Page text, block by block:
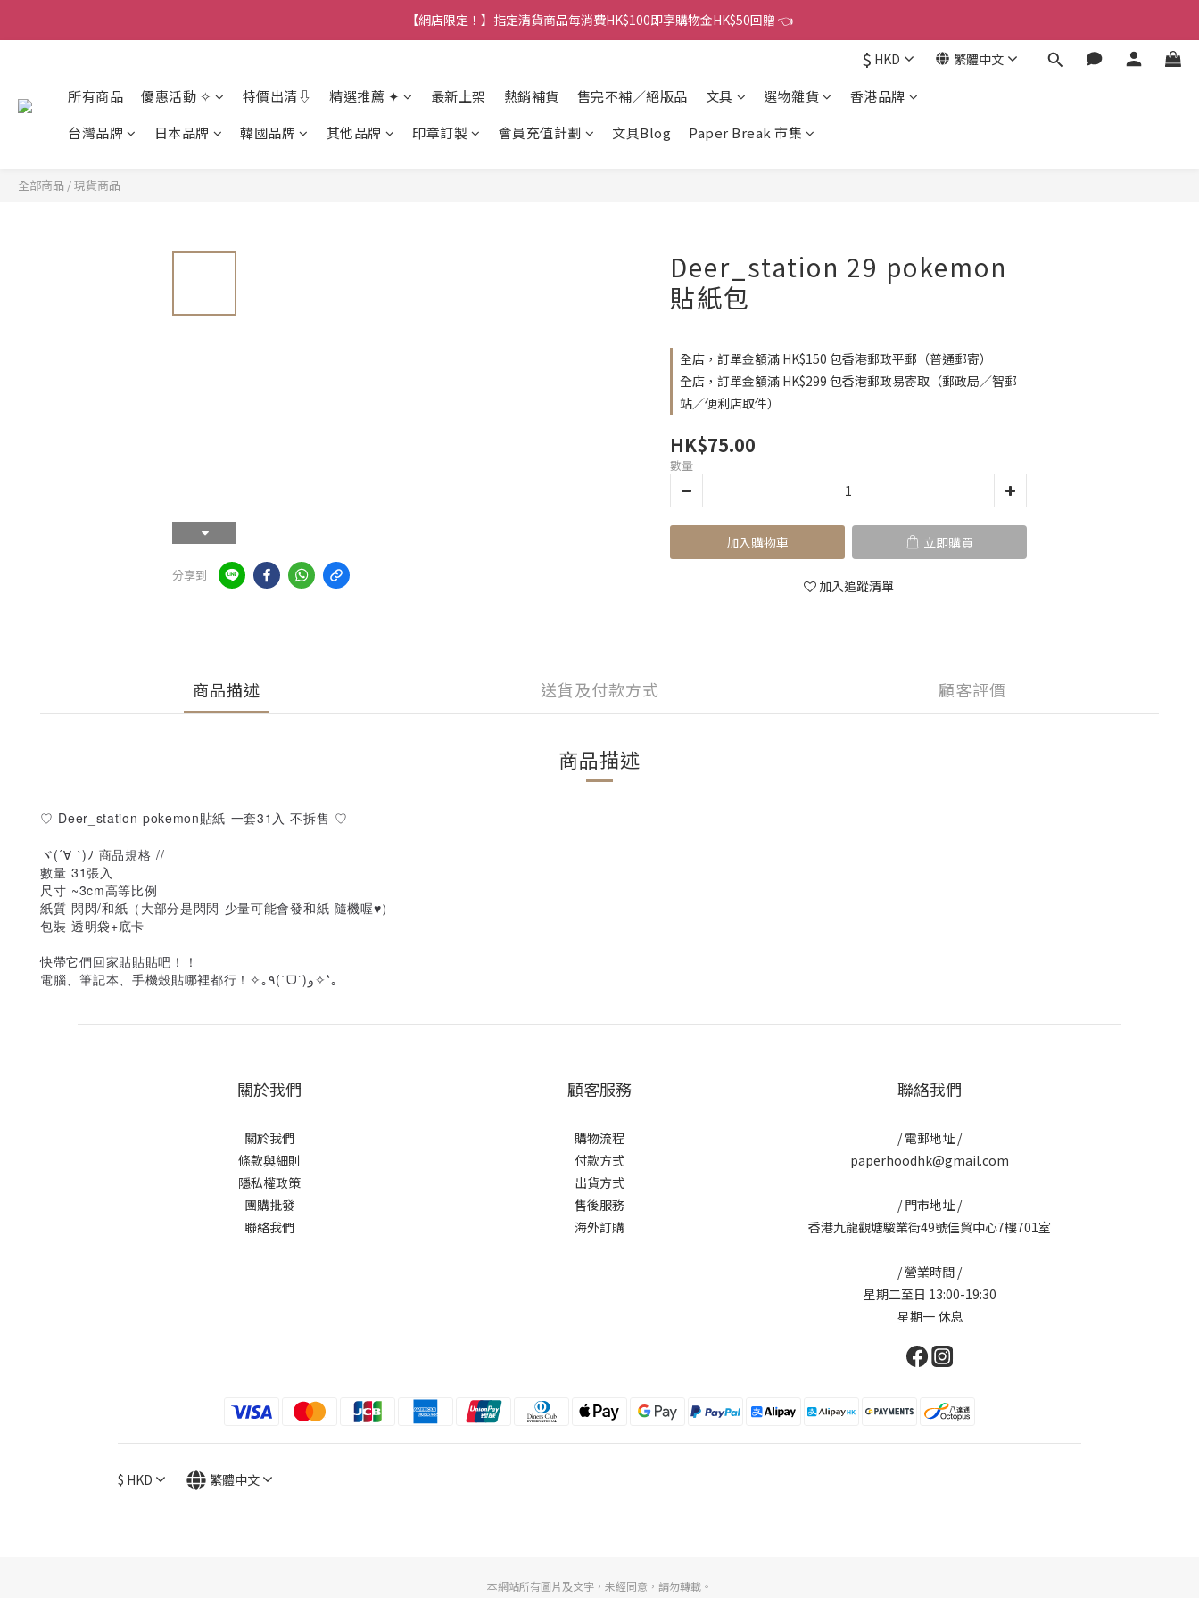
香港訂單金額滿HK$150包平郵｜滿HK$299包易寄取｜滿HK$499包順豐／京東
【網店限定！】指定清貨商品每消費HK$100即享購物金HK$50回贈 👈
$ HKD 繁體中文
所有商品 優惠活動 ✧ 特價出清⇩ 精選推薦 ✦ 最新上架 熱銷補貨 售完不補／絕版品 文具 選物雜貨
香港品牌
台灣品牌
日本品牌 韓國品牌 其他品牌 印章訂製 會員充值計劃 文具Blog Paper Break 市集
全部商品 /現貨商品
分享到
Deer_station 29 pokemon
貼紙包
全店，訂單金額滿 HK$150 包香港郵政平郵（普通郵寄）
全店，訂單金額滿 HK$299 包香港郵政易寄取（郵政局／智郵
站／便利店取件）
HK$75.00
數量
加入購物車 立即購買
加入追蹤清單
商品描述 送貨及付款方式 顧客評價
商品描述
♡ Deer_station pokemon貼紙 一套31入 不拆售 ♡
ヾ(´∀ ˋ)ﾉ 商品規格 //
數量 31張入
尺寸 ~3cm高等比例
紙質 閃閃/和紙（大部分是閃閃 少量可能會發和紙 隨機喔♥）
包裝 透明袋+底卡
快帶它們回家貼貼貼吧！！
電腦、筆記本、手機殼貼哪裡都行！✧｡٩(ˊᗜˋ)و✧*｡
關於我們
關於我們
條款與細則
隱私權政策
團購批發
聯絡我們
顧客服務
購物流程
付款方式
出貨方式
售後服務
海外訂購
聯絡我們
/ 電郵地址 /
paperhoodhk@gmail.com
/ 門市地址 /
香港九龍觀塘駿業街49號佳貿中心7樓701室
/ 營業時間 /
星期二至日 13:00-19:30
星期一 休息
$ HKD 繁體中文
本網站所有圖片及文字，未經同意，請勿轉載。